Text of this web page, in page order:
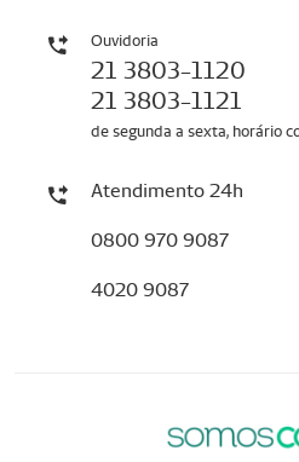
Ouvidoria
21 3803-1120
21 3803-1121
de segunda a sexta, horário
Atendimento 24h
0800 970 9087
4020 9087